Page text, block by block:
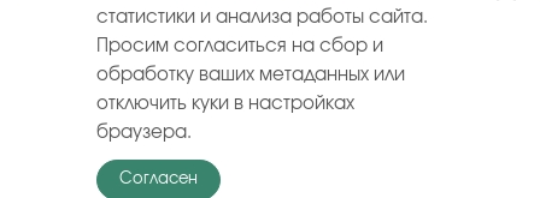
статистики и анализа работы сайта.
Просим согласиться на сбор и
обработку ваших метаданных или
отключить куки в настройках
браузера.
Согласен
ООО "Колибри" - Оптовая продажа швейной фурнитуры
Политика конфиденциальности
Пользовательское соглашение